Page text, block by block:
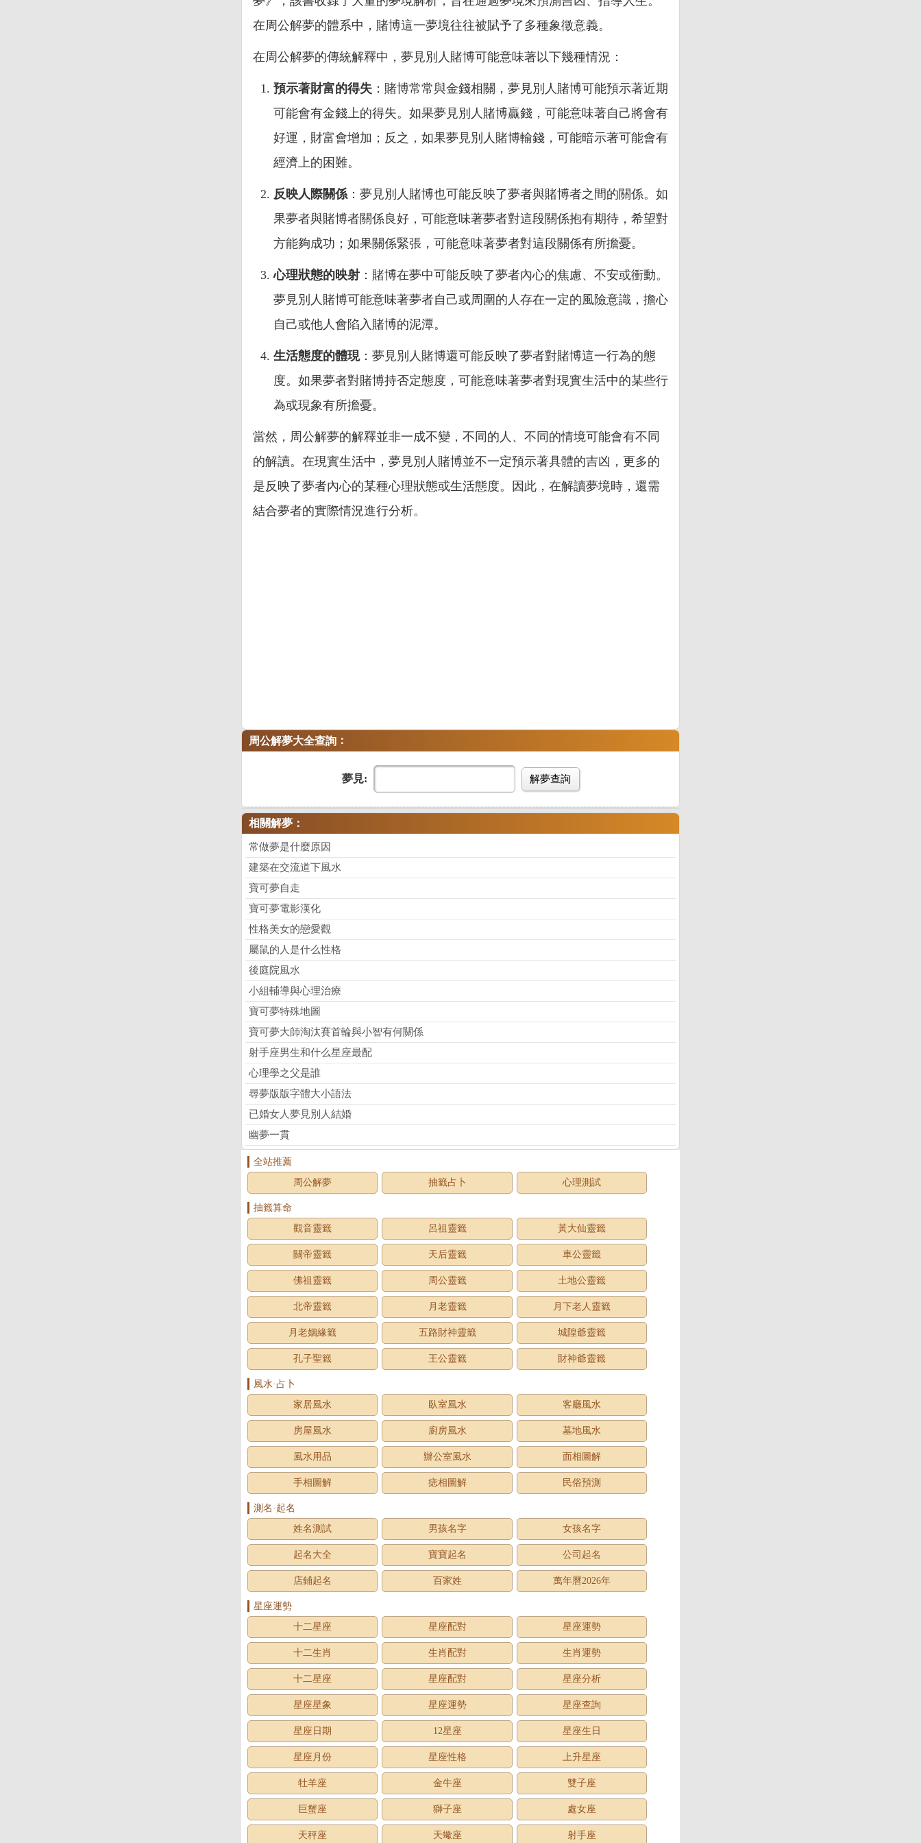
在周公解夢的體系中，賭博這一夢境往往被賦予了多種象徵意義。
在周公解夢的傳統解釋中，夢見別人賭博可能意味著以下幾種情況：
預示著財富的得失 ：賭博常常與金錢相關，夢見別人賭博可能預示著近期
可能會有金錢上的得失。如果夢見別人賭博贏錢，可能意味著自己將會有
好運，財富會增加；反之，如果夢見別人賭博輸錢，可能暗示著可能會有
經濟上的困難。
反映人際關係：夢見別人賭博也可能反映了夢者與賭博者之間的關係。如
果夢者與賭博者關係良好，可能意味著夢者對這段關係抱有期待，希望對
方能夠成功；如果關係緊張，可能意味著夢者對這段關係有所擔憂。
心理狀態的映射 ：賭博在夢中可能反映了夢者內心的焦慮、不安或衝動。
夢見別人賭博可能意味著夢者自己或周圍的人存在一定的風險意識，擔心
自己或他人會陷入賭博的泥潭。
生活態度的體現：夢見別人賭博還可能反映了夢者對賭博這一行為的態
度。如果夢者對賭博持否定態度，可能意味著夢者對現實生活中的某些行
為或現象有所擔憂。
當然，周公解夢的解釋並非一成不變，不同的人、不同的情境可能會有不同
的解讀。在現實生活中，夢見別人賭博並不一定預示著具體的吉凶，更多的
是反映了夢者內心的某種心理狀態或生活態度。因此，在解讀夢境時，還需
結合夢者的實際情況進行分析。
周公解夢大全查詢 ：
夢見: 解夢查詢
相關解夢：
常做夢是什麼原因
建築在交流道下風水
寶可夢自走
寶可夢電影漢化
性格美女的戀愛觀
屬鼠的人是什么性格
後庭院風水
小組輔導與心理治療
寶可夢特殊地圖
寶可夢大師淘汰賽首輪與小智有何關係
射手座男生和什么星座最配
心理學之父是誰
尋夢版版字體大小語法
已婚女人夢見別人結婚
幽夢一貫
全站推薦
周公解夢
抽籤占卜 心理測試
抽籤算命
觀音靈籤
呂祖靈籤 黃大仙靈籤
關帝靈籤 天后靈籤 車公靈籤
佛祖靈籤 周公靈籤 土地公靈籤
北帝靈籤 月老靈籤 月下老人靈籤
月老姻緣籤 五路財神靈籤 城隍爺靈籤
孔子聖籤 王公靈籤 財神爺靈籤
風水·占卜
家居風水
臥室風水 客廳風水
房屋風水 廚房風水 墓地風水
風水用品 辦公室風水 面相圖解
手相圖解 痣相圖解 民俗預測
測名·起名
姓名測試
男孩名字 女孩名字
起名大全 寶寶起名 公司起名
店鋪起名 百家姓 萬年曆2026年
星座運勢
十二星座
星座配對 星座運勢
十二生肖 生肖配對 生肖運勢
十二星座 星座配對 星座分析
星座星象 星座運勢 星座查詢
星座日期 12星座 星座生日
星座月份 星座性格 上升星座
牡羊座 金牛座 雙子座
巨蟹座 獅子座 處女座
天秤座 天蠍座 射手座